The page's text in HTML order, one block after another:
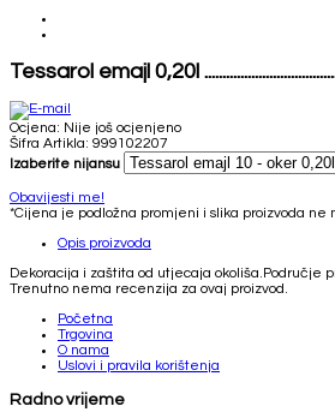
Tessarol emajl 0,20l
Ocjena: Nije još ocjenjeno
Šifra Artikla: 999102207
Izaberite nijansu
Obavijesti me!
*Cijena je podložna promjeni i slika proizvoda ne
Opis proizvoda
Dekoracija i zaštita od utjecaja okoliša.Područje
Trenutno nema recenzija za ovaj proizvod.
Početna
Trgovina
O nama
Uslovi i pravila korištenja
Radno vrijeme